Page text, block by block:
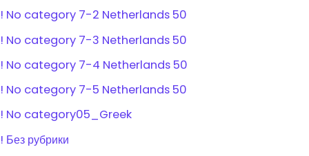
! No category 7-2 Netherlands 50
! No category 7-3 Netherlands 50
! No category 7-4 Netherlands 50
! No category 7-5 Netherlands 50
! No category05_Greek
! Без рубрики